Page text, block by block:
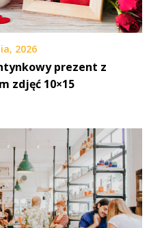
2026
prezent z
zdjęć 10×15